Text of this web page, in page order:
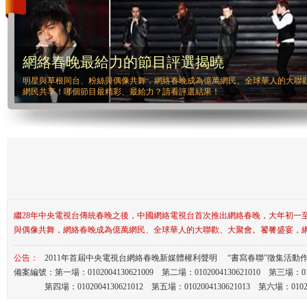
大張偉 《舒服舒服》
2010年已經過去，聽聽大張偉的《舒服舒服》讓我們快樂的度過2011吧
繼28年中央電視台傳統春晚之後，中國網絡電視台首次推出網絡春晚，大年初
與偶像共舞，網絡春晚成為億萬網民、全球華人的大聯歡、大聚會。饕餮盛宴，
公告： 2011年首屆中央電視台網絡春晚新媒體權利聲明
“書寫春聯”徵集活動
備案編號：第一場：0102004130621009 第二場：0102004130621010 第三場：
第四場：0102004130621012 第五場：0102004130621013 第六場：